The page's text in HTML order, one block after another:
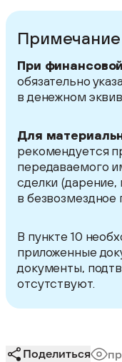
Примечание
При
обязательно
в денежном
Для
рекомендуется
передаваемого
сделки (дарение,
В пункте 10
приложенные
документы,
отсутствуют.
Поделиться